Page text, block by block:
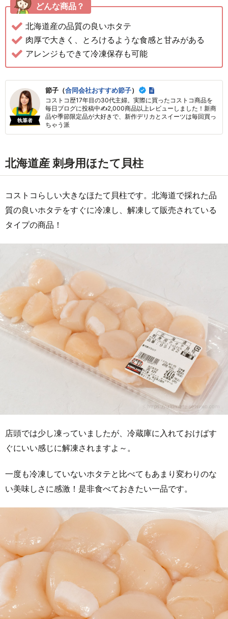
どんな商品？
北海道産の品質の良いホタテ
肉厚で大きく、とろけるような食感と甘みがある
アレンジもできて冷凍保存も可能
執筆者
節子（合同会社おすすめ節子）
コストコ歴17年目の30代主婦。実際に買ったコストコ商品を
毎日ブログに投稿中✍2,000商品以上レビューしました！新商
品や季節限定品が大好きで、新作デリカとスイーツは毎回買っ
ちゃう派
北海道産 刺身用ほたて貝柱
コストコらしい大きなほたて貝柱です。北海道で採れた品
質の良いホタテをすぐに冷凍し、解凍して販売されている
タイプの商品！
店頭では少し凍っていましたが、冷蔵庫に入れておけばす
ぐにいい感じに解凍されますよ～。
一度も冷凍していないホタテと比べてもあまり変わりのな
い美味しさに感激！是非食べておきたい一品です。